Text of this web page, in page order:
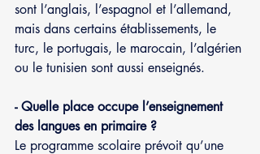
sont l’anglais, l’espagnol et l’allemand,
mais dans certains établissements, le
turc, le portugais, le marocain, l’algérien
ou le tunisien sont aussi enseignés.
- Quelle place occupe l’enseignement
des langues en primaire ?
Le programme scolaire prévoit qu’une